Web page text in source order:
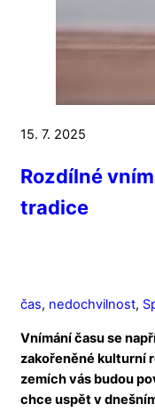
15. 7. 2025
Rozdílné
tradice
čas, nedochvilnost,
Vnímání času se
zakořeněné kulturní
zemích vás budou
chce uspět v